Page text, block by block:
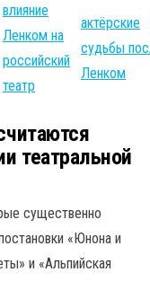
влияние
Ленком на
российский
театр
актёрские
судьбы
Ленком
театральной
существенно
«Юнона и
и «Альпийская